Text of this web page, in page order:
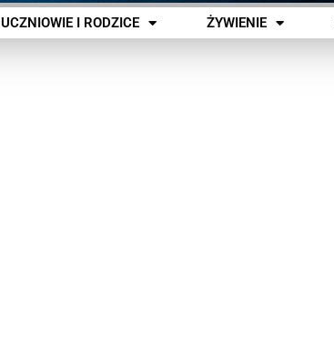
UCZNIOWIE I RODZICE ŻYWIENIE